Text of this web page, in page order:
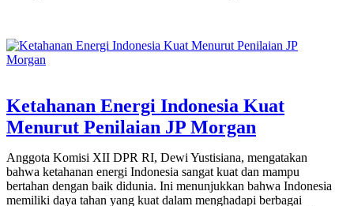
Ketahanan Energi Indonesia Kuat
Menurut Penilaian JP Morgan
Anggota Komisi XII DPR RI, Dewi Yustisiana, mengatakan
bahwa ketahanan energi Indonesia sangat kuat dan mampu
bertahan dengan baik didunia. Ini menunjukkan bahwa Indonesia
memiliki daya tahan yang kuat dalam menghadapi berbagai